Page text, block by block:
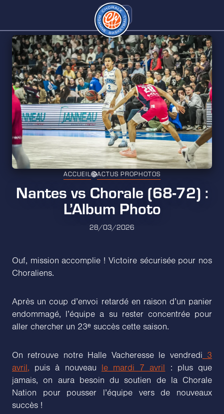
ACCUEIL ACTUS PROPHOTOS
Nantes vs Chorale (68-72) :
L’Album Photo
28/03/2026
Ouf, mission accomplie ! Victoire sécurisée pour nos
Choraliens.
Après un coup d’envoi retardé en raison d’un panier
endommagé, l’équipe a su rester concentrée pour
aller chercher un 23ᵉ succès cette saison.
On retrouve notre Halle Vacheresse le vendredi 3
avril, puis à nouveau le mardi 7 avril : plus que
jamais, on aura besoin du soutien de la Chorale
Nation pour pousser l’équipe vers de nouveaux
succès !